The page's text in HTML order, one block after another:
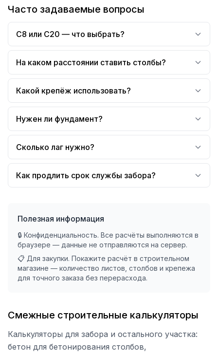
Часто задаваемые вопросы
С8 или С20 — что выбрать?
На каком расстоянии ставить столбы?
Какой крепёж использовать?
Нужен ли фундамент?
Сколько лаг нужно?
Как продлить срок службы забора?
Полезная информация
🔒 Конфиденциальность. Все расчёты выполняются в
браузере — данные не отправляются на сервер.
📋 Для закупки. Покажите расчёт в строительном
магазине — количество листов, столбов и крепежа
для точного заказа без перерасхода.
Смежные строительные калькуляторы
Калькуляторы для забора и остального участка:
бетон для бетонирования столбов,